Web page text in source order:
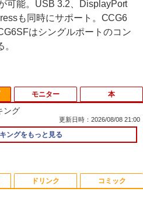
可能。USB 3.2、DisplayPort
も同時にサポート。CCG6
はシングルポートのコン
100%ポイント】【Windows X
大手メーカー おまかせ ノートパ
き/中古ノートPC 中古ノートパソ
ソコン 中古パソコン
ング
更新日時：2026/08/08 21:00
ングをもっと見る
モニター
台 ラック ヴィト 【玄関先迄納
トリ
本
弟（43） （モーニング KC） [
哉 ]
ドリンク コミック